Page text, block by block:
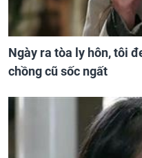
Ngày ra tòa ly hôn, tôi
chồng cũ sốc ngất